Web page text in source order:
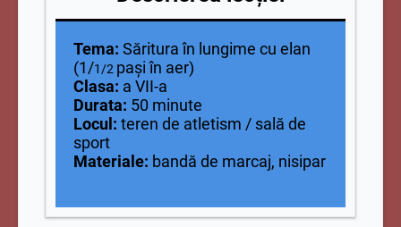
Tema: Săritura în lungime cu elan
(1/1/2 pași în aer)
Clasa: a VII-a
Durata: 50 minute
Locul: teren de atletism / sală de
sport
Materiale: bandă de marcaj, nisipar